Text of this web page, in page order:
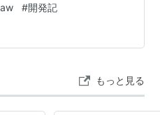
の内容はシンプルだ。AI
与えたとき、金銭的な報
認したかった。 OpenClaw
ル以上稼げ。手段は任せ…
#開発記
もっと見る